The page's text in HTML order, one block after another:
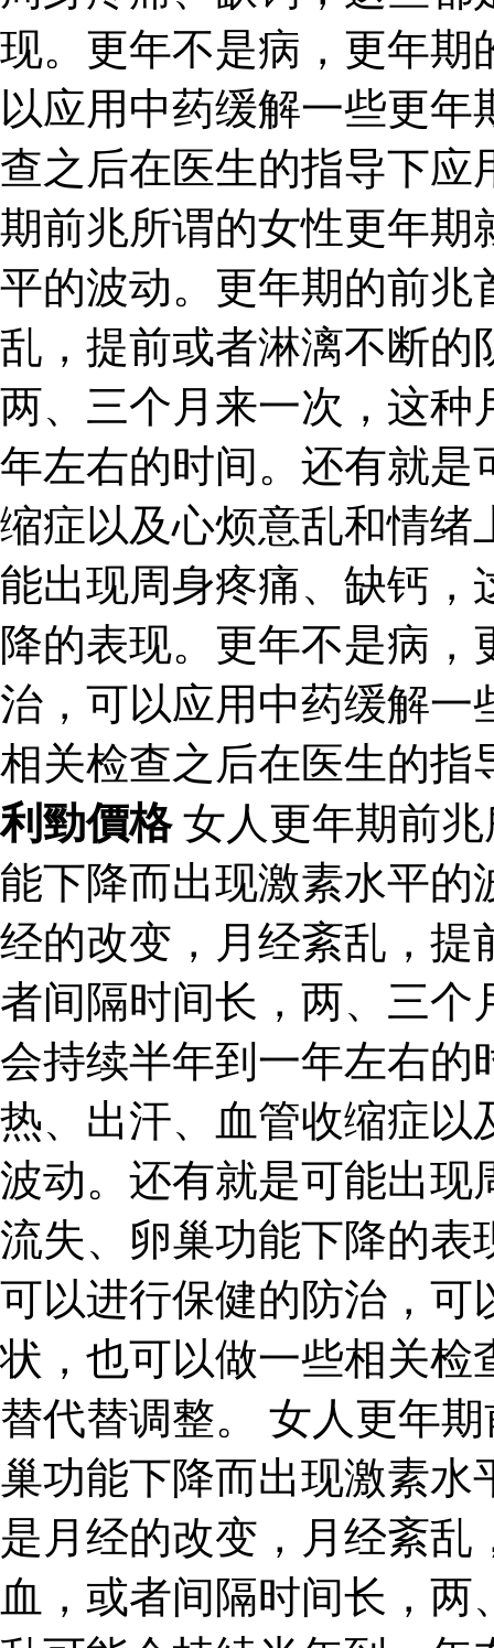
现。更年不是病，更年期
以应用中药缓解一些更
查之后在医生的指导下应
期前兆所谓的女性更年期
平的波动。更年期的前兆
乱，提前或者淋漓不断的
两、三个月来一次，这种
年左右的时间。还有就是
缩症以及心烦意乱和情绪
能出现周身疼痛、缺钙，
降的表现。更年不是病
治，可以应用中药缓解一
相关检查之后在医生的
利勁價格女人更年期前兆
能下降而出现激素水平的
经的改变，月经紊乱，提
者间隔时间长，两、三个
会持续半年到一年左右的
热、出汗、血管收缩症以
波动。还有就是可能出现
流失、卵巢功能下降的表
可以进行保健的防治，可
状，也可以做一些相关检
替代替调整。 女人更年
巢功能下降而出现激素水
是月经的改变，月经紊
血，或者间隔时间长，